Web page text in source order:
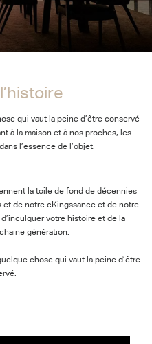
qui vaut la peine d’être conservé
à la maison et à nos proches, les
l’essence de l’objet.
la toile de fond de décennies
de notre cKingssance et de notre
votre histoire et de la
génération.
chose qui vaut la peine d’être